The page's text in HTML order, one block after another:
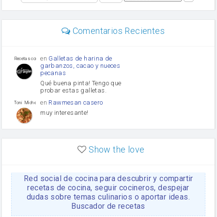
Comentarios Recientes
Recetas con sazon
en Galletas de harina de
garbanzos, cacao y nueces
pecanas
Qué buena pinta! Tengo que
probar estas galletas.
Toni Michel Caubet
en Rawmesan casero
muy interesante!
enLasaña casera fácil y
HOJALDROSA TV
enGachas de la abuela
Rosa
https://youtu.be/Mz69gcVO3sI
Show the love
Red social de cocina para descubrir y compartir
recetas de cocina, seguir cocineros, despejar
dudas sobre temas culinarios o aportar ideas.
Buscador de recetas